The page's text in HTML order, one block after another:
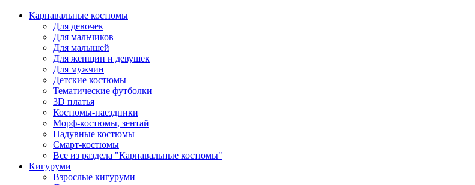
Карнавальные костюмы
Для девочек
Для мальчиков
Для малышей
Для женщин и девушек
Для мужчин
Детские костюмы
Тематические футболки
3D платья
Костюмы-наездники
Морф-костюмы, зентай
Надувные костюмы
Смарт-костюмы
Все из раздела "Карнавальные костюмы"
Кигуруми
Взрослые кигуруми